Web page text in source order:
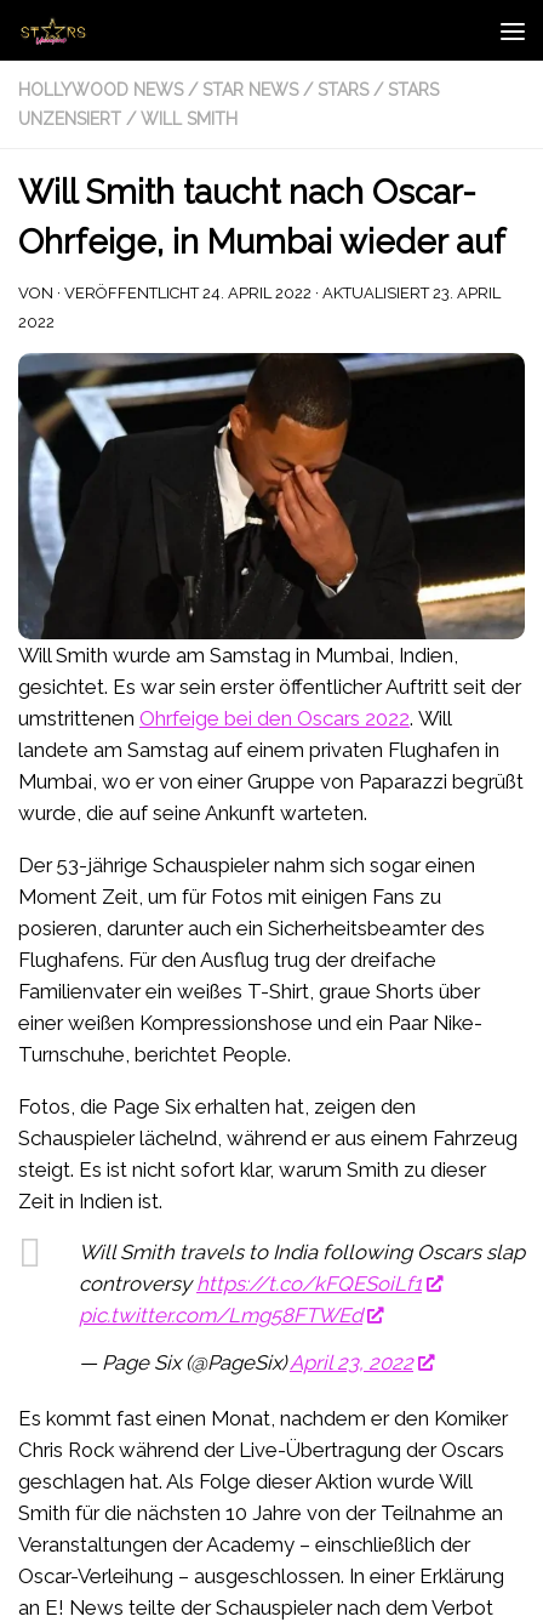
Zum Inhalt springen
HOLLYWOOD NEWS / STAR NEWS / STARS / STARS
UNZENSIERT / WILL SMITH
Will Smith taucht nach Oscar-
Ohrfeige, in Mumbai wieder auf
VON · VERÖFFENTLICHT24. APRIL 2022 · AKTUALISIERT23. APRIL
2022
Will Smith wurde am Samstag in Mumbai, Indien,
gesichtet. Es war sein erster öffentlicher Auftritt seit der
umstrittenen Ohrfeige bei den Oscars 2022. Will
landete am Samstag auf einem privaten Flughafen in
Mumbai, wo er von einer Gruppe von Paparazzi begrüßt
wurde, die auf seine Ankunft warteten.
Der 53-jährige Schauspieler nahm sich sogar einen
Moment Zeit, um für Fotos mit einigen Fans zu
posieren, darunter auch ein Sicherheitsbeamter des
Flughafens. Für den Ausflug trug der dreifache
Familienvater ein weißes T-Shirt, graue Shorts über
einer weißen Kompressionshose und ein Paar Nike-
Turnschuhe, berichtet People.
Fotos, die Page Six erhalten hat, zeigen den
Schauspieler lächelnd, während er aus einem Fahrzeug
steigt. Es ist nicht sofort klar, warum Smith zu dieser
Zeit in Indien ist.
Will Smith travels to India following Oscars slap
controversyhttps://t.co/kFQESoiLf1
pic.twitter.com/Lmg58FTWEd
— Page Six (@PageSix)April 23, 2022
Es kommt fast einen Monat, nachdem er den Komiker
Chris Rock während der Live-Übertragung der Oscars
geschlagen hat. Als Folge dieser Aktion wurde Will
Smith für die nächsten 10 Jahre von der Teilnahme an
Veranstaltungen der Academy – einschließlich der
Oscar-Verleihung – ausgeschlossen. In einer Erklärung
an E! News teilte der Schauspieler nach dem Verbot